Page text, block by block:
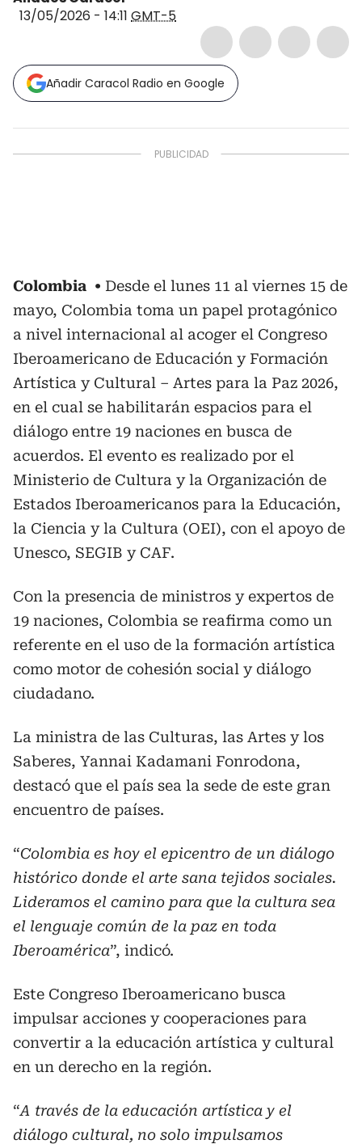
13/05/2026 - 14:11 GMT-5
Añadir Caracol Radio en Google
Colombia
Desde el lunes 11 al viernes 15 de
mayo, Colombia toma un papel protagónico
a nivel internacional al acoger el Congreso
Iberoamericano de Educación y Formación
Artística y Cultural – Artes para la Paz 2026,
en el cual se habilitarán espacios para el
diálogo entre 19 naciones en busca de
acuerdos. El evento es realizado por el
Ministerio de Cultura y la Organización de
Estados Iberoamericanos para la Educación,
la Ciencia y la Cultura (OEI), con el apoyo de
Unesco, SEGIB y CAF.
Con la presencia de ministros y expertos de
19 naciones, Colombia se reafirma como un
referente en el uso de la formación artística
como motor de cohesión social y diálogo
ciudadano.
La ministra de las Culturas, las Artes y los
Saberes, Yannai Kadamani Fonrodona,
destacó que el país sea la sede de este gran
encuentro de países.
“Colombia es hoy el epicentro de un diálogo
histórico donde el arte sana tejidos sociales.
Lideramos el camino para que la cultura sea
el lenguaje común de la paz en toda
Iberoamérica”, indicó.
Este Congreso Iberoamericano busca
impulsar acciones y cooperaciones para
convertir a la educación artística y cultural
en un derecho en la región.
“A través de la educación artística y el
diálogo cultural, no solo impulsamos